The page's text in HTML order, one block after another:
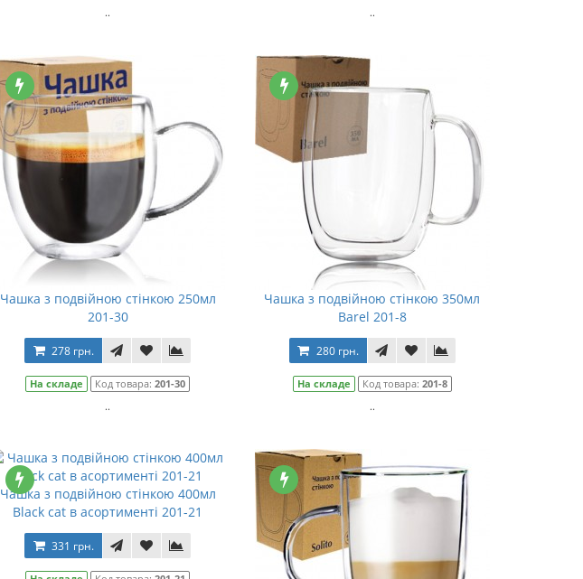
..
..
Чашка з подвійною стінкою 250мл
201-30
278 грн.
На складе Код товара:201-30
..
Чашка з подвійною стінкою 350мл
Barel 201-8
280 грн.
На складе Код товара: 201-8
..
Чашка з подвійною стінкою 400мл
Black cat в асортименті 201-21
331 грн.